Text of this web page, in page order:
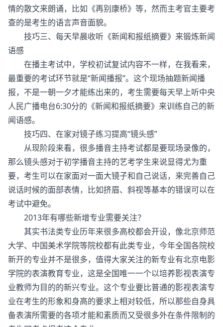
情的散文来朗诵，比如《再别康桥》等，然而主考官主要考
查的是考生的语言声音面貌。
技巧三、每天早晨收听《新闻和报纸摘要》来锻炼新闻
语感
在播主考试中，学校初试复试内容不一样，在我看来，
最重要的考试环节就是“新闻播报”。这个现场抽题新闻播
报，不是一朝一夕才能练出来的，考生需要每天早上听中央
人民广播电台6:30分的《新闻和报纸摘要》来训练自己的新
闻语感。
技巧四、在家对镜子练习提高“镜头感”
从现阶段来看，很多播音主持考试都是要现场录像的，
那么镜头感对于初学播音主持的艺考学生来说显得尤为重
要，考生可以在家面对一面大镜子和自己说话，来完善自己
说话时候的面部表情，比如挤眉、斜视等基本的错误可以在
考试中避免。
2013年有哪些新增专业需要关注？
其实书法类专业历年来很多高校都会开设，像北京师范
大学、中国美术学院等院校都有此类专业，今年全国各院校
新开的专业并不是很多，值得大家关注的新专业有北京电影
学院的表演教育专业，这是全国唯一一个以培养影视表演专
业教师为目的的新兴专业。这个专业要比普通的影视表演专
业在考生的形象和身高的要求上相对较低，所以那些自身具
备表演所需要的各项才能和素质而又受很多外在条件限制的